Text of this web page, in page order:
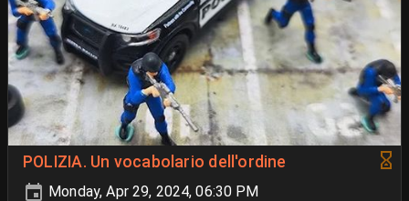
POLIZIA. Un vocabolario dell'ordine
Monday, Apr 29, 2024, 06:30 PM